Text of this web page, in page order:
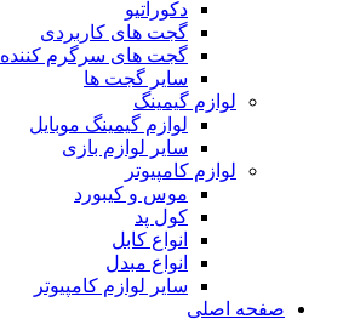
دکوراتیو
گجت های کاربردی
گجت های سرگرم کننده
سایر گجت ها
لوازم گیمینگ
لوازم گیمینگ موبایل
سایر لوازم بازی
لوازم کامپیوتر
موس و کیبورد
کول پد
انواع کابل
انواع مبدل
سایر لوازم کامپیوتر
صفحه اصلی